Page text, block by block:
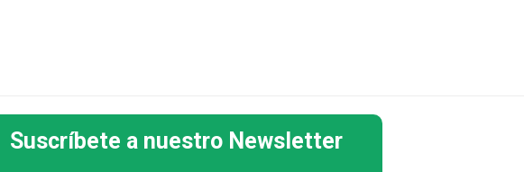
Suscríbete a nuestro Newsletter